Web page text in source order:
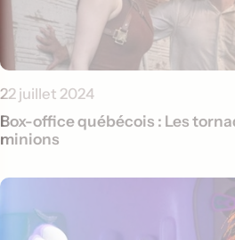
22 juillet 2024
Box-office québécois : Les
minions